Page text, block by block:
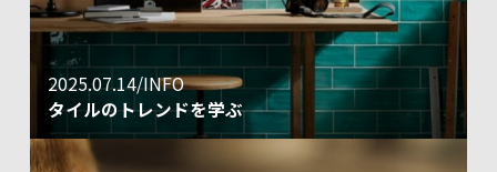
2025.07.14/INFO
タイルのトレンドを学ぶ